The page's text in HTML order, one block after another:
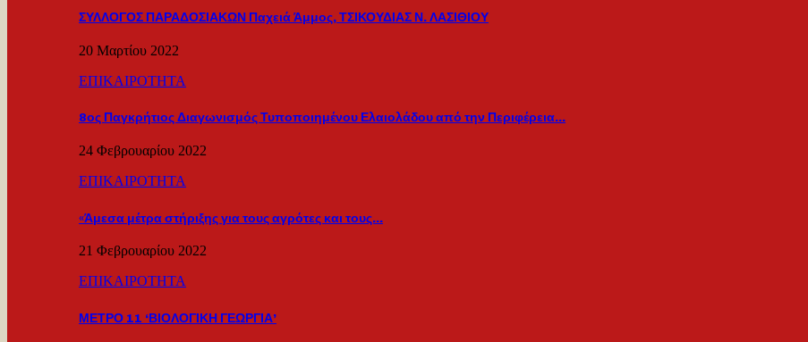
ΣΥΛΛΟΓΟΣ ΠΑΡΑΔΟΣΙΑΚΩΝ Παχειά Άμμος, ΤΣΙΚΟΥΔΙΑΣ Ν. ΛΑΣΙΘΙΟΥ
20 Μαρτίου 2022
ΕΠΙΚΑΙΡΟΤΗΤΑ
8ος Παγκρήτιος Διαγωνισμός Τυποποιημένου Ελαιολάδου από την Περιφέρεια…
24 Φεβρουαρίου 2022
ΕΠΙΚΑΙΡΟΤΗΤΑ
«Άμεσα μέτρα στήριξης για τους αγρότες και τους…
21 Φεβρουαρίου 2022
ΕΠΙΚΑΙΡΟΤΗΤΑ
ΜΕΤΡΟ 11 ‘ΒΙΟΛΟΓΙΚΗ ΓΕΩΡΓΙΑ’